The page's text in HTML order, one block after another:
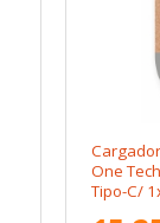
One
Tipo-C/